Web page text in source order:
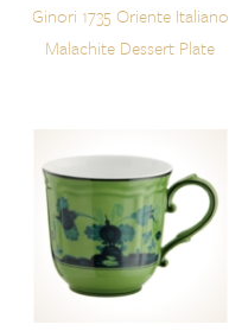
Ginori 1735 Oriente Italiano
Malachite Dessert Plate